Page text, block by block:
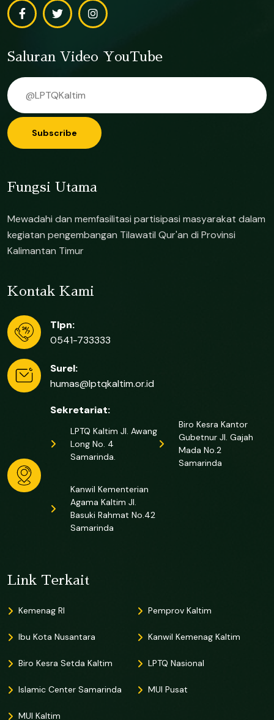
Saluran Video YouTube
Subscribe
Fungsi Utama
Mewadahi dan memfasilitasi partisipasi masyarakat dalam
kegiatan pengembangan Tilawatil Qur'an di Provinsi
Kalimantan Timur
Kontak Kami
Tlpn:
0541-733333
Surel:
humas@lptqkaltim.or.id
Sekretariat:
LPTQ Kaltim Jl. Awang
Long No. 4
Samarinda.
Biro Kesra Kantor
Gubetnur Jl. Gajah
Mada No.2
Samarinda
Kanwil Kementerian
Agama Kaltim Jl.
Basuki Rahmat No.42
Samarinda
Link Terkait
Kemenag RI Pemprov Kaltim
Ibu Kota Nusantara Kanwil Kemenag Kaltim
Biro Kesra Setda Kaltim LPTQ Nasional
Islamic Center Samarinda MUI Pusat
MUI Kaltim